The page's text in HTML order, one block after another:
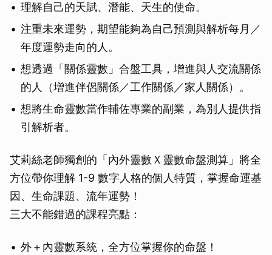
理解自己的天賦、潛能、天生的使命。
注重未來運勢，期望能夠為自己預測與解析每月／
年度運勢走向的人。
想透過「關係靈數」合盤工具，增進與人交流關係
的人（增進伴侶關係／工作關係／家人關係）。
想將生命靈數當作輔佐專業的副業，為別人提供指
引解析者。
艾莉絲老師獨創的「內外靈數Ｘ靈數命盤測算」將全
方位帶你理解 1-9 數字人格的個人特質，掌握命運基
因、生命課題、流年運勢！
三大不能錯過的課程亮點：
外＋內靈數系統，全方位掌握你的命盤！
取消